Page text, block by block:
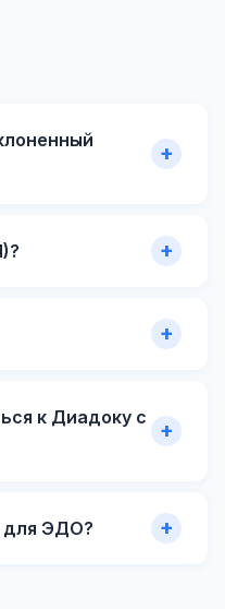
к Диадоку с
для ЭДО?